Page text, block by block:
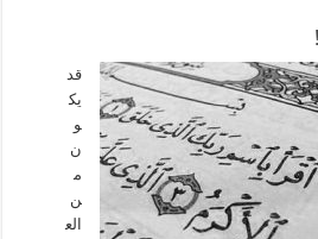
قد
يك
و
ن
م
ن
الع